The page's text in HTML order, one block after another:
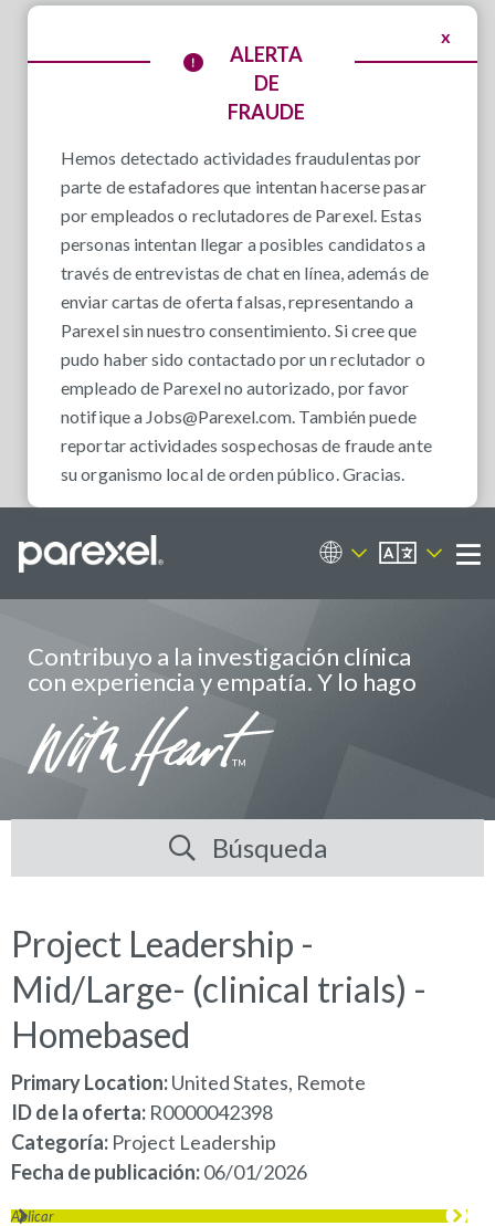
x
ALERTA
DE
FRAUDE
Hemos detectado actividades fraudulentas por
parte de estafadores que intentan hacerse pasar
por empleados o reclutadores de Parexel. Estas
personas intentan llegar a posibles candidatos a
través de entrevistas de chat en línea, además de
enviar cartas de oferta falsas, representando a
Parexel sin nuestro consentimiento. Si cree que
pudo haber sido contactado por un reclutador o
empleado de Parexel no autorizado, por favor
notifique a Jobs@Parexel.com. También puede
reportar actividades sospechosas de fraude ante
su organismo local de orden público. Gracias.
Portal de empleos
ES
Contribuyo a la investigación clínica
con experiencia y empatía. Y lo hago
Búsqueda
Project Leadership -
Mid/Large- (clinical trials) -
Homebased
Primary Location:United States, Remote
ID de la oferta R0000042398
Categoría Project Leadership
Fecha de publicación 06/01/2026
Aplicar